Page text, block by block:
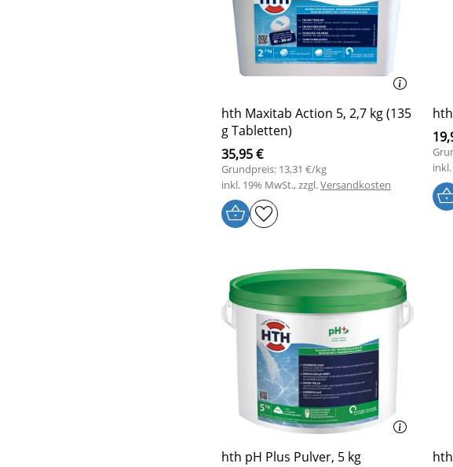
hth Maxitab Action 5, 2,7 kg (135
g Tabletten)
35,95 €
Grundpreis: 13,31 €/kg
inkl. 19% MwSt., zzgl.Versandkosten
hth pH Plus Pulver, 5 kg